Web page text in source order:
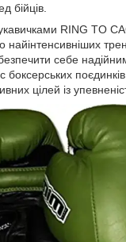
бійців.
RING TO
найінтенсивніших
себе
цілей із